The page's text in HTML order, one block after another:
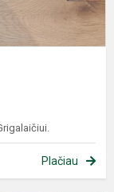
Plačiau